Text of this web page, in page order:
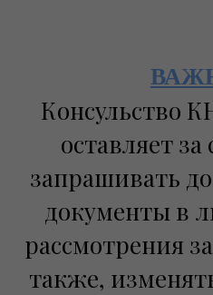
Консульство
оставляет
запрашивать
документы в
рассмотрения
также,